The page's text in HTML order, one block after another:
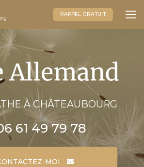
RAPPEL GRATUIT
À CHÂTEAUBOURG
61 49 79 78
MOI